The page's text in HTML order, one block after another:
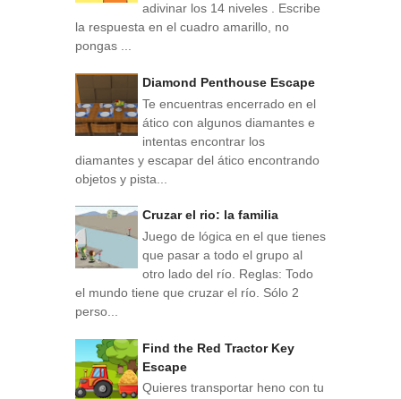
adivinar los 14 niveles . Escribe
la respuesta en el cuadro amarillo, no
pongas ...
Diamond Penthouse Escape
Te encuentras encerrado en el
ático con algunos diamantes e
intentas encontrar los
diamantes y escapar del ático encontrando
objetos y pista...
Cruzar el rio: la familia
Juego de lógica en el que tienes
que pasar a todo el grupo al
otro lado del río. Reglas: Todo
el mundo tiene que cruzar el río. Sólo 2
perso...
Find the Red Tractor Key
Escape
Quieres transportar heno con tu